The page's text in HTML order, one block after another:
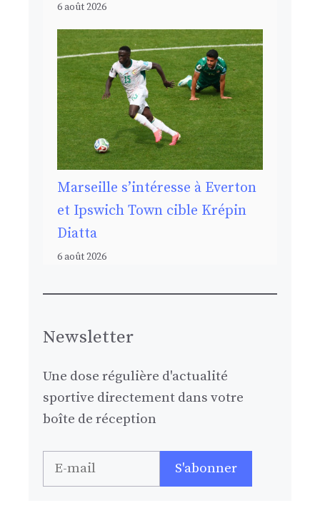
6 août 2026
Marseille s’intéresse à Everton
et Ipswich Town cible Krépin
Diatta
6 août 2026
Newsletter
Une dose régulière d'actualité
sportive directement dans votre
boîte de réception